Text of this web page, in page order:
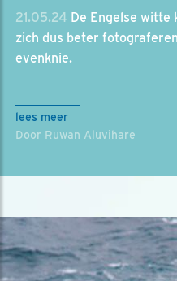
21.05.24 De Engelse witte
zich dus beter
evenknie.
lees meer
Door Ruwan Aluvihare